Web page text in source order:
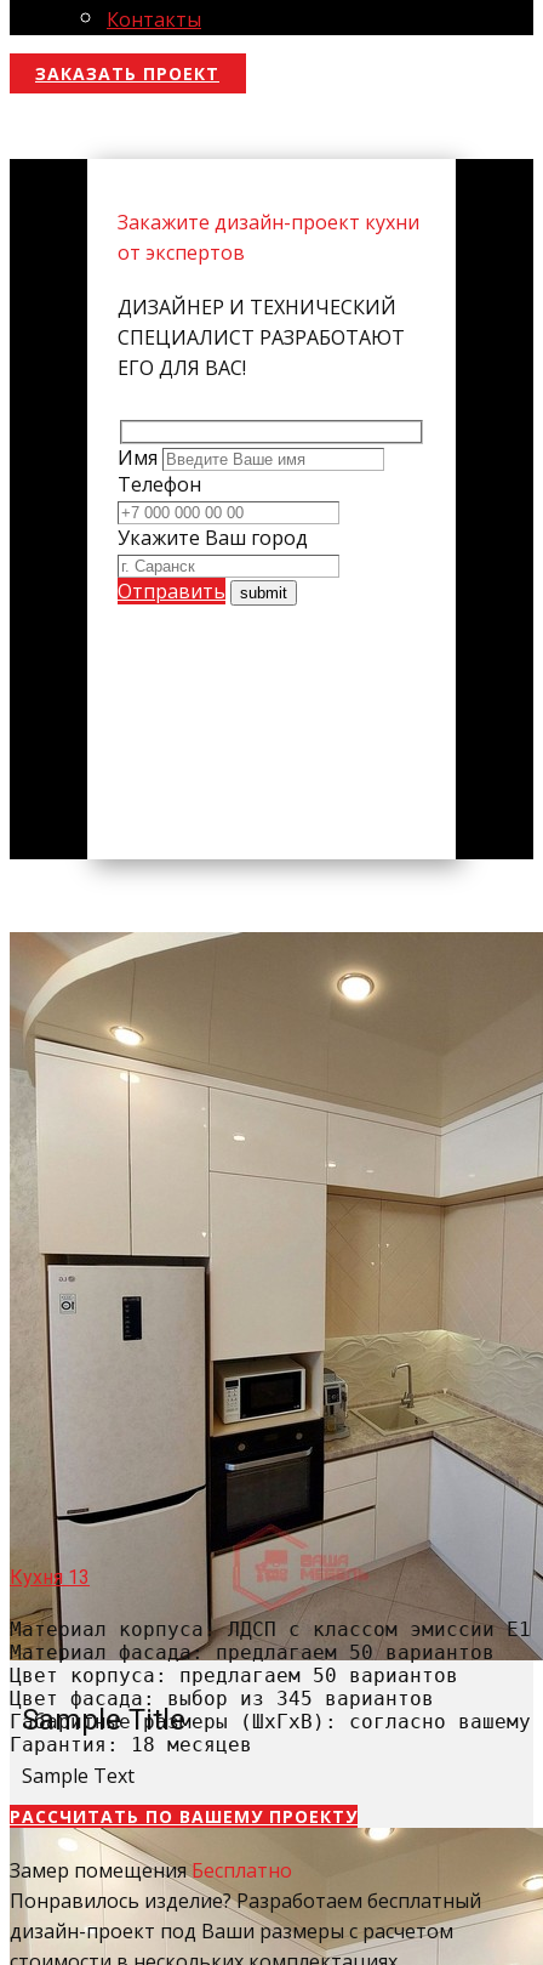
Контакты
ЗАКАЗАТЬ ПРОЕКТ
Закажите дизайн-проект кухни
от экспертов
ДИЗАЙНЕР И ТЕХНИЧЕСКИЙ
СПЕЦИАЛИСТ РАЗРАБОТАЮТ
ЕГО ДЛЯ ВАС!
Имя
Телефон
Укажите Ваш город
Отправить
Sample Title
Sample Text
Кухня 13
Материал корпуса: ЛДСП с классом эмиссии Е1
Материал фасада: предлагаем 50 вариантов
Цвет корпуса: предлагаем 50 вариантов
Цвет фасада: выбор из 345 вариантов
Габаритные размеры (ШхГхВ): согласно вашему
Гарантия: 18 месяцев
РАССЧИТАТЬ​ ПО ВАШЕМУ ПРОЕКТУ
Замер помещенияБесплатно
Понравилось изделие? Разработаем бесплатный
дизайн-проект под Ваши размеры с расчетом